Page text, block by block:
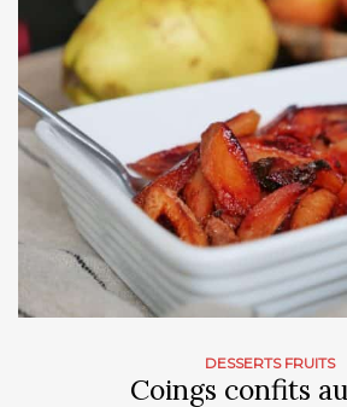
DESSERTS FRUITS
Coings confits